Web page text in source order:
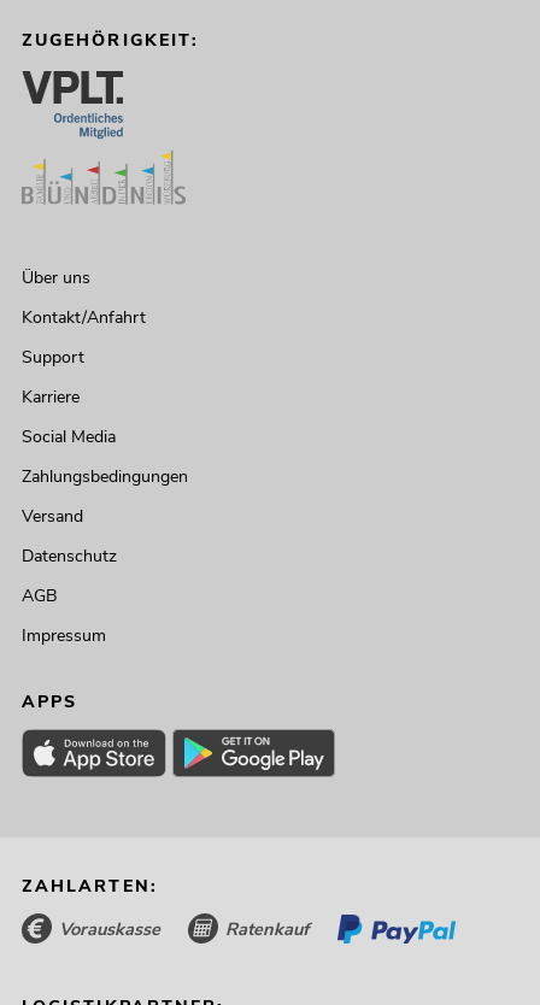
ZUGEHÖRIGKEIT:
Über uns
Kontakt/Anfahrt
Support
Karriere
Social Media
Zahlungsbedingungen
Versand
Datenschutz
AGB
Impressum
APPS
ZAHLARTEN:
Vorauskasse Ratenkauf